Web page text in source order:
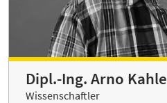
Dipl.-Ing. Arno Kahle
Wissenschaftler